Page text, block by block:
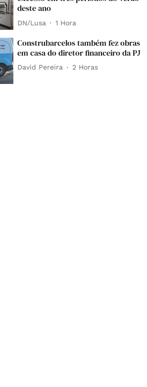
deste ano
DN/Lusa 1 Hora
Construbarcelos também fez obras
em casa do diretor financeiro da PJ
David Pereira 2 Horas